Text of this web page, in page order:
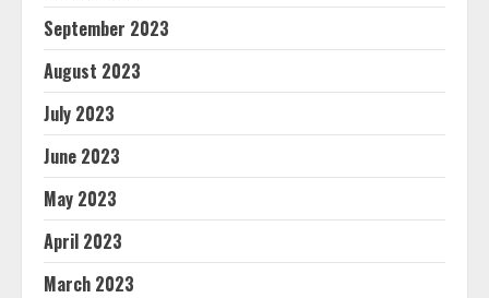
September 2023
August 2023
July 2023
June 2023
May 2023
April 2023
March 2023